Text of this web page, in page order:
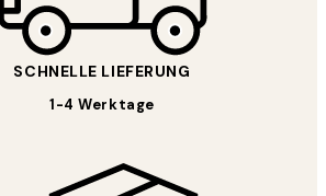
SCHNELLE LIEFERUNG
1-4 Werktage